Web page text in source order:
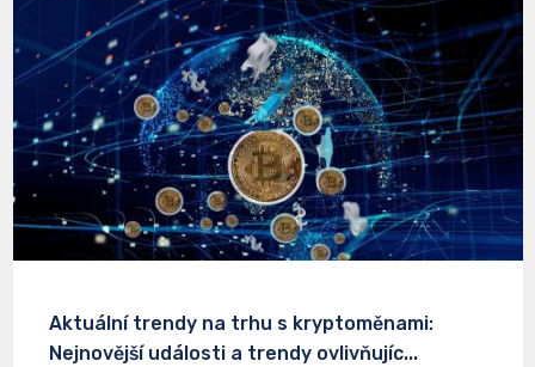
Aktuální trendy na trhu s kryptoměnami:
Nejnovější události a trendy ovlivňujíc...